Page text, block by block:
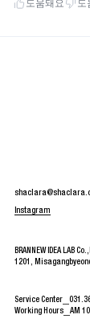
Instagram
BRANNEW IDEA LAB
1201,
Service Center
Working Hours
AM